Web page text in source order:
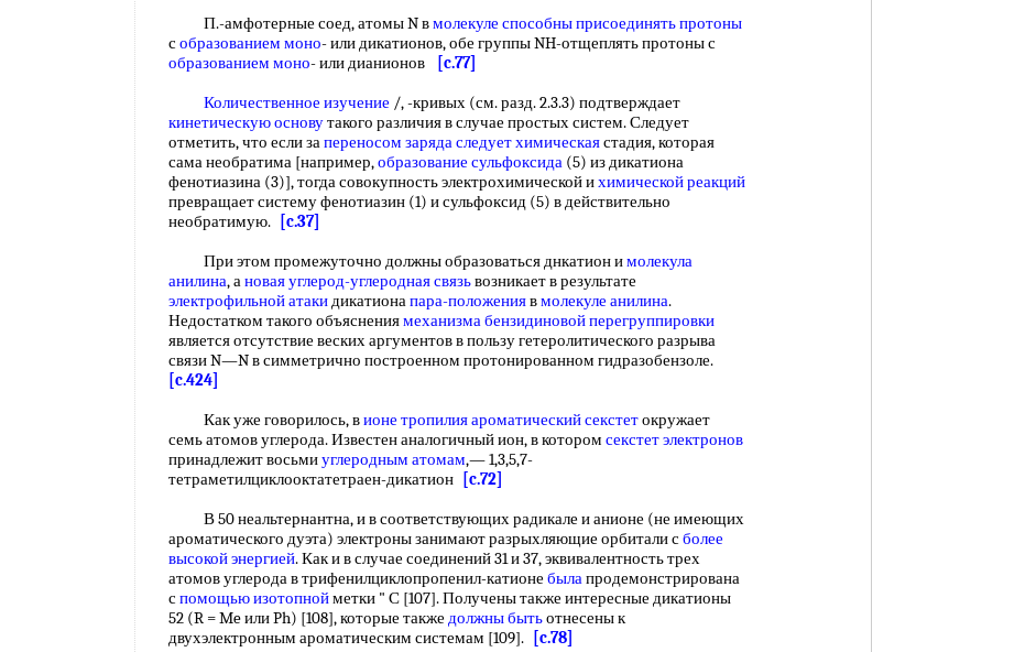
П.-амфотерные соед, атомы N вмолекуле способныприсоединять протоны
собразованием моно- или дикатионов, обе группы NH-отщеплять протоны с
образованием моно- или дианионов
[c.77]
Количественное изучение /, -кривых (см. разд. 2.3.3) подтверждает
кинетическую основутакого различия в случае простых систем. Следует
отметить, что если запереносом зарядаследует химическаястадия, которая
сама необратима [например,образование сульфоксида (5) из дикатиона
фенотиазина (3)], тогда совокупность электрохимической ихимической реакций
превращает систему фенотиазин (1) и сульфоксид (5) в действительно
необратимую.
[c.37]
При этом промежуточно должны образоваться днкатион имолекула
анилина, ановая углерод-углеродная связьвозникает в результате
электрофильной атакидикатионапара-положениявмолекуле анилина.
Недостатком такого объяснениямеханизма бензидиновой перегруппировки
является отсутствие веских аргументов в пользу гетеролитического разрыва
связи N—N в симметрично построенном протонированном гидразобензоле.
[c.424]
Как уже говорилось, вионе тропилияароматический секстетокружает
семь атомов углерода. Известен аналогичный ион, в котором секстет электронов
принадлежит восьмиуглеродным атомам,— 1,3,5,7-
тетраметилциклооктатетраен-дикатион
[c.72]
В 50 неальтернантна, и в соответствующих радикале и анионе (не имеющих
ароматического дуэта) электроны занимают разрыхляющие орбитали сболее
высокой энергией. Как и в случае соединений 31 и 37, эквивалентность трех
атомов углерода в трифенилциклопропенил-катионе былапродемонстрирована
спомощью изотопнойметки " С [107]. Получены также интересные дикатионы
52 (R = Me или Ph) [108], которые также должны бытьотнесены к
двухэлектронным ароматическим системам [109].
[c.78]